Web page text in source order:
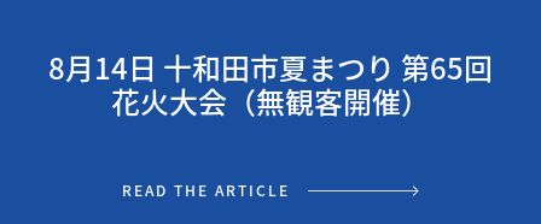
8月14日 十和田市夏まつり 第65回
花火大会（無観客開催）
READ THE ARTICLE